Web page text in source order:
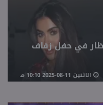
في حفل زفاف
الاثنين 11-08-2025 10:10 مـ